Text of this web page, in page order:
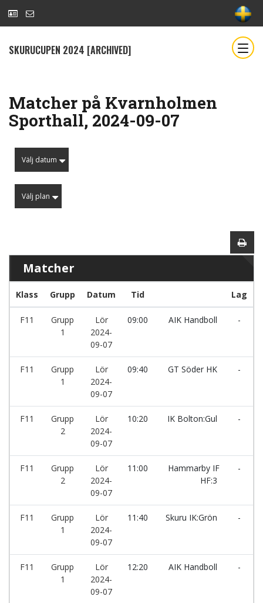
SKURUCUPEN 2024 [ARCHIVED]
Matcher på Kvarnholmen
Sporthall, 2024-09-07
Välj datum
Välj plan
Matcher
Klass Grupp Datum Tid Lag
F11
Grupp
1
Lör
2024-
09-07
09:00 AIK Handboll -
F11
Grupp
1
Lör
2024-
09-07
09:40 GT Söder HK -
F11
Grupp
2
Lör
2024-
09-07
10:20 IK Bolton:Gul -
F11
Grupp
2
Lör
2024-
09-07
11:00
Hammarby IF
HF:3
-
F11
Grupp
1
Lör
2024-
09-07
11:40 Skuru IK:Grön -
F11
Grupp
1
Lör
2024-
09-07
12:20 AIK Handboll -